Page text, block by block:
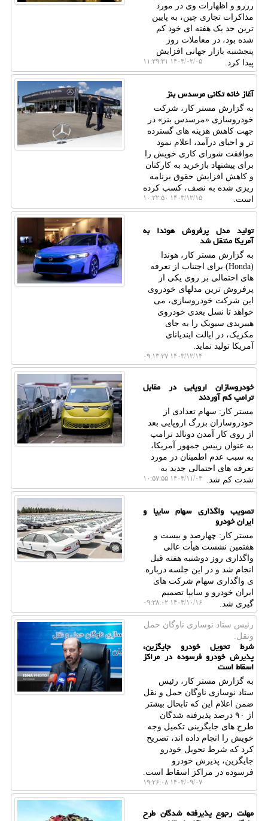
رزرو و اظهارات وی در مورد
مذاکرات تجاری چین، به پایین
ترین حد یک هفته ای خود کم
شده بود، در معاملات روز
پنجشنبه بازار جهانی افزایش
پیدا کرد.
۱۴۰۴/۰۲/۰۵ ۱۱:۲۹:۳۱
آغاز خانه تکانی مرسدس بنز
به گزارش مستر کار، شرکت
خودروسازی «مرسدس بنز» در
جهت کاهش هزینه های گسترده
تر و احیای درآمد، اعلام نمود
موافقت شورای کاری خویش را
برای پیشنهاد بازخرید به کارکنان
و کاهش افزایش حقوق برنامه
ریزی شده به نصف، کسب کرده
است.
۱۴۰۳/۱۲/۱۵ ۱۰:۲۲:۵۰
تولید مدل پرفروش هوندا به
آمریکا منتقل شد
به گزارش مستر کار، هوندا
(Honda) برای اجتناب از تعرفه
های احتمالی بر روی یکی از
پرفروش ترین مدلهای خودروی
این شرکت خودروسازی، می
خواهد تا نسل بعدی خودروی
هیبریدی سیویک را به جای
مکزیک، در ایالت ایندیانای
آمریکا تولید نماید.
۱۴۰۳/۱۲/۱۴ ۰۹:۱۳:۳۷
خودروسازان اروپایی در مقابل
ترامپ کم آوردند
مستر کار: سهام تعدادی از
خودروسازان بزرگ اروپایی بعد
از روی کار آمدن دونالد ترامپ
به عنوان رییس جمهور آمریکا،
به سبب عدم اطمینان در مورد
تعرفه های احتمالی جدید به
شدت کم شد.
۱۴۰۳/۱۱/۰۳ ۱۰:۵۷:۵۵
تصویب واگذاری سهام سایپا و
ایران خودرو
مستر کار: چهارصد و بیست و
هفتمین نشست هیأت عالی
واگذاری روز دوشنبه هفته قبل
انجام شد و در این جلسه درباره
ی واگذاری سهام شرکت های
ایران خودرو و سایپا تصمیم
گیری شد.
۱۴۰۳/۱۰/۱۶ ۰۹:۳۸:۰۲
رئیس ستاد نوسازی ناوگان حمل
ونقل:
شرط تحویل خودرو جایگزین،
پذیرش خودرو فرسوده در مراکز
اسقاط است
به گزارش مستر کار، رئیس
ستاد نوسازی ناوگان حمل و نقل
ضمن اعلام این که تابحال بیشتر
از ۹۰ درصد پذیرفته شدگان
طرح های جایگزینی تکمیل وجه
خویش را انجام داده اند، تصریح
کرد که شرط تحویل خودرو
جایگزین، پذیرش خودرو
فرسوده در مراکز اسقاط است.
۱۴۰۳/۰۹/۰۷ ۱۹:۲۶:۰۸
مهلت رجوع پذیرفته شدگان طرح